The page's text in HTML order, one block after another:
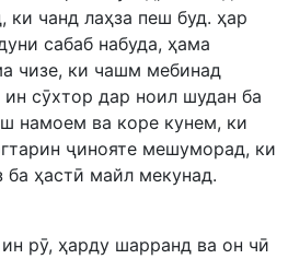
чанд лаҳза пеш буд. ҳар
сабаб набуда, ҳама
чизе, ки чашм мебинад
сӯхтор дар ноил шудан ба
намоем ва коре кунем, ки
ҷинояте мешуморад, ки
ҳастӣ майл мекунад.
рӯ, ҳарду шарранд ва он чӣ